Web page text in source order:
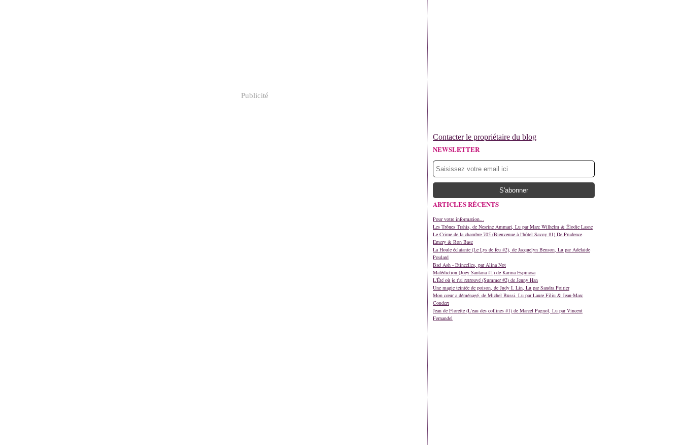
Publicité
Contacter le propriétaire du blog
NEWSLETTER
ARTICLES RÉCENTS
Pour votre information...
Les Trônes Trahis, de Nesrine Ammari, Lu par Marc Wilhelm & Élodie Lasne
Le Crime de la chambre 705 (Bienvenue à l'hôtel Savoy #1) De Prudence
Emery & Ron Base
La Houle éclatante (Le Lys de feu #2), de Jacquelyn Benson, Lu par Adelaide
Poulard
Bad Ash - Etincelles, par Alina Not
Malédiction (Joey Santana #1) de Karina Espinosa
L'Été où je t'ai retrouvé (Summer #2) de Jenny Han
Une magie teintée de poison, de Judy I. Lin, Lu par Sandra Poirier
Mon cœur a déménagé, de Michel Bussi, Lu par Laure Filiu & Jean-Marc
Coudert
Jean de Florette (L'eau des collines #1) de Marcel Pagnol, Lu par Vincent
Fernandel